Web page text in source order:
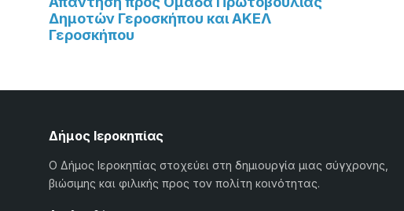
Δημοτών Γεροσκήπου και ΑΚΕΛ
Γεροσκήπου
Δήμος Ιεροκηπίας
Ο Δήμος Ιεροκηπίας στοχεύει στη δημιουργία μιας σύγχρονης,
βιώσιμης και φιλικής προς τον πολίτη κοινότητας.